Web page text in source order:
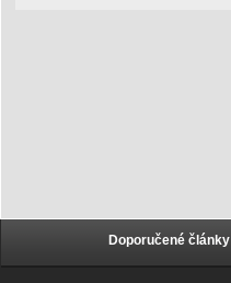
Doporučené články